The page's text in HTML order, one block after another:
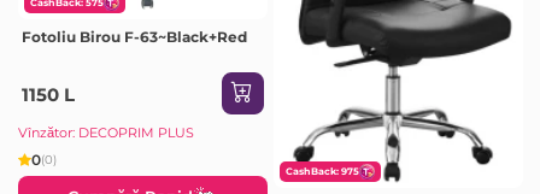
CashBack: 575
Fotoliu Birou F-63~Black+Red
1150 L
Vînzător: DECOPRIM PLUS
0(0)
CashBack: 975